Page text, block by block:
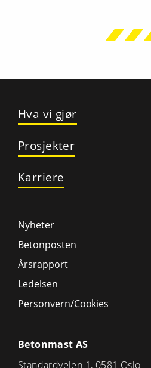
Hva vi gjør
Prosjekter
Karriere
Nyheter
Betonposten
Årsrapport
Ledelsen
Personvern/Cookies
Betonmast AS
Standardveien 1, 0581 Oslo